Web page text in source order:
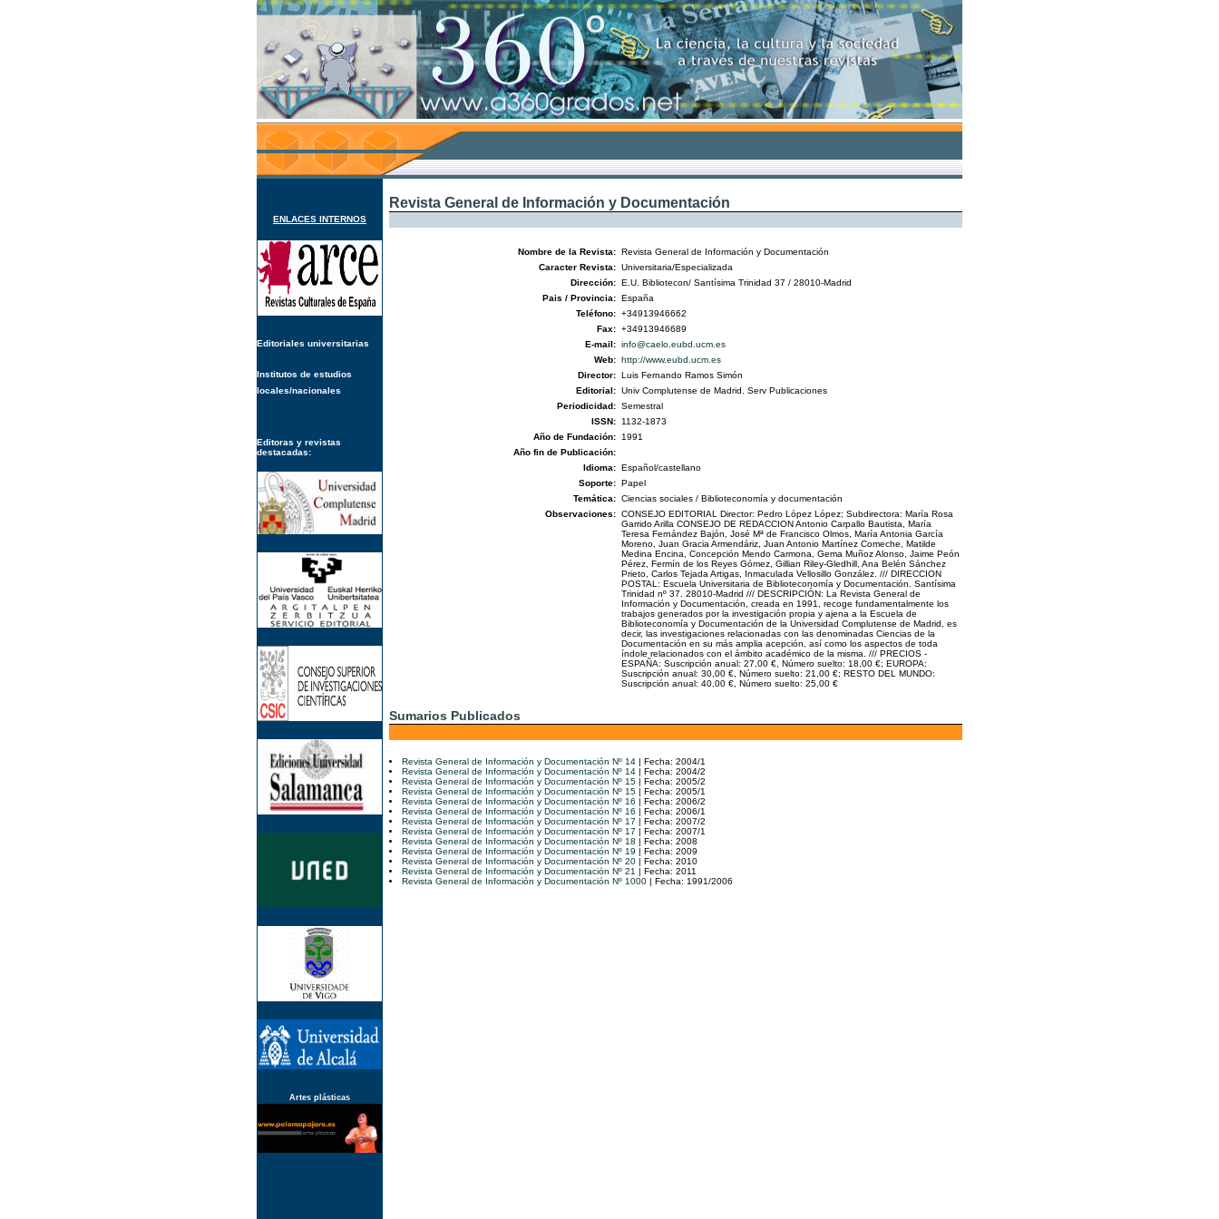
ENLACES INTERNOS
Editoriales universitarias
Institutos de estudios
locales/nacionales
Editoras y revistas
destacadas:
Artes plásticas
Revista General de Información y Documentación
Nombre de la Revista: Revista General de Información y Documentación
Caracter Revista: Universitaria/Especializada
Dirección: E.U. Bibliotecon/ Santísima Trinidad 37 / 28010-Madrid
Pais / Provincia: España
Teléfono: +34913946662
Fax: +34913946689
E-mail: info@caelo.eubd.ucm.es
Web: http://www.eubd.ucm.es
Director: Luis Fernando Ramos Simón
Editorial: Univ Complutense de Madrid. Serv Publicaciones
Periodicidad: Semestral
ISSN:
1132-1873
Año de Fundación:
1991
Año fin de Publicación:
Idioma: Español/castellano
Soporte: Papel
Temática: Ciencias sociales / Biblioteconomía y documentación
Observaciones: CONSEJO EDITORIAL Director: Pedro López López; Subdirectora: María Rosa
Garrido Arilla CONSEJO DE REDACCION Antonio Carpallo Bautista, María
Teresa Fernández Bajón, José Mª de Francisco Olmos, María Antonia García
Moreno, Juan Gracia Armendáriz, Juan Antonio Martínez Comeche, Matilde
Medina Encina, Concepción Mendo Carmona, Gema Muñoz Alonso, Jaime Peón
Pérez, Fermín de los Reyes Gómez, Gillian Riley-Gledhill, Ana Belén Sánchez
Prieto, Carlos Tejada Artigas, Inmaculada Vellosillo González. /// DIRECCION
POSTAL: Escuela Universitaria de Biblioteconomía y Documentación. Santísima
Trinidad nº 37. 28010-Madrid /// DESCRIPCIÓN: La Revista General de
Información y Documentación, creada en 1991, recoge fundamentalmente los
trabajos generados por la investigación propia y ajena a la Escuela de
Biblioteconomía y Documentación de la Universidad Complutense de Madrid, es
decir, las investigaciones relacionadas con las denominadas Ciencias de la
Documentación en su más amplia acepción, así como los aspectos de toda
índole relacionados con el ámbito académico de la misma. /// PRECIOS -
ESPAÑA: Suscripción anual: 27,00 €, Número suelto: 18,00 €; EUROPA:
Suscripción anual: 30,00 €, Número suelto: 21,00 €; RESTO DEL MUNDO:
Suscripción anual: 40,00 €, Número suelto: 25,00 €
Sumarios Publicados
Revista General de Información y Documentación Nº 14 | Fecha: 2004/1
Revista General de Información y Documentación Nº 14 | Fecha: 2004/2
Revista General de Información y Documentación Nº 15 | Fecha: 2005/2
Revista General de Información y Documentación Nº 15 | Fecha: 2005/1
Revista General de Información y Documentación Nº 16 | Fecha: 2006/2
Revista General de Información y Documentación Nº 16 | Fecha: 2006/1
Revista General de Información y Documentación Nº 17 | Fecha: 2007/2
Revista General de Información y Documentación Nº 17 | Fecha: 2007/1
Revista General de Información y Documentación Nº 18 | Fecha: 2008
Revista General de Información y Documentación Nº 19 | Fecha: 2009
Revista General de Información y Documentación Nº 20 | Fecha: 2010
Revista General de Información y Documentación Nº 21 | Fecha: 2011
Revista General de Información y Documentación Nº 1000 | Fecha: 1991/2006